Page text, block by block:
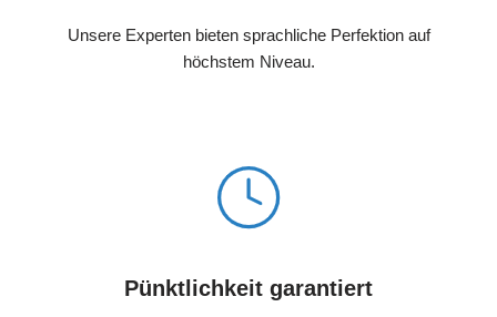
Unsere Experten bieten sprachliche Perfektion auf
höchstem Niveau.
Pünktlichkeit garantiert